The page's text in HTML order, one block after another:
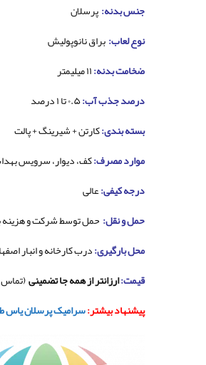
جنس بدنه:پرسلان
نوع لعاب:براق نانوپولیش
ضخامت بدنه:
درصد جذب آب:
بسته بندی:کارتن + شیرینگ + پالت
موارد مصرف:کف، دیوار، سرویس
درجه کیفی:عالی
حمل و نقل: حمل توسط شرکت و هزینه
محل بارگیری:درب کارخانه و انبار
قیمت:ارزانتر از همه جا تضمینی(تماس
پیشنهاد بیشتر:سرامیک پرسلان یاس